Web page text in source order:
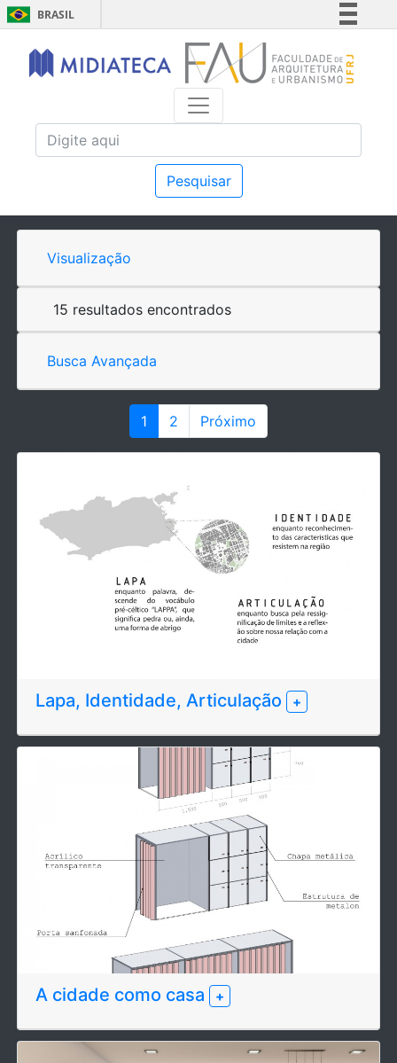
BRASIL
Simplifique!
Comunica BR
Acesso à informação
Pesquisar
Visualização
15 resultados encontrados
Busca Avançada
1 2 Próximo
Lapa, Identidade, Articulação +
A cidade como casa +